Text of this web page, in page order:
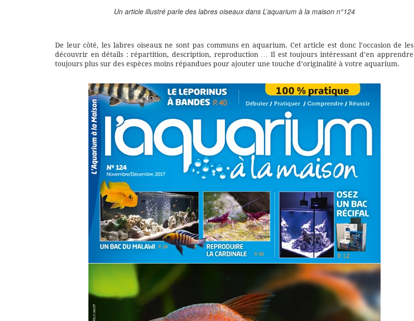
Un article illustré parle des labres oiseaux dans L’aquarium à la maison n°124
De leur côté, les labres oiseaux ne sont pas communs en aquarium. Cet article est donc l’occasion de les
découvrir en détails : répartition, description, reproduction … Il est toujours intéressant d’en apprendre
toujours plus sur des espèces moins répandues pour ajouter une touche d’originalité à votre aquarium.